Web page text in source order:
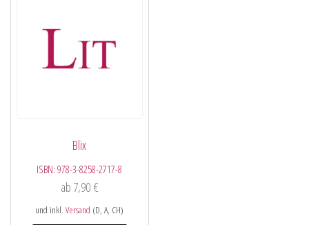
Blix
ISBN:978-3-8258-2717-8
ab 7,90 €
und inkl.Versand (D, A, CH)